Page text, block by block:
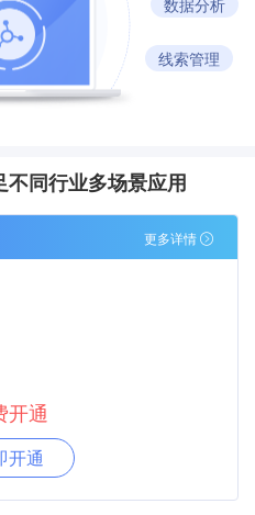
数据分析
线索管理
同行业多场景应用
更多详情
开通
开通